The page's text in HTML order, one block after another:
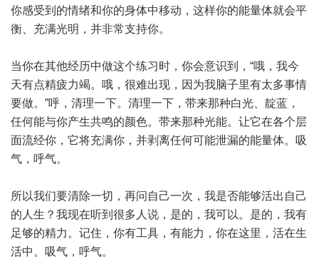
你感受到的情绪和你的身体中移动，这样你的能量体就会平
衡、充满光明，并非常支持你。
当你在其他经历中做这个练习时，你会意识到，“哦，我今
天有点精疲力竭。哦，很难出现，因为我脑子里有太多事情
要做。”呼，清理一下。清理一下，带来那种白光、靛蓝，
任何能与你产生共鸣的颜色。带来那种光能。让它在各个层
面流经你，它将充满你，并剥离任何可能泄漏的能量体。吸
气，呼气。
所以我们要清除一切，再问自己一次，我是否能够活出自己
的人生？我现在听到很多人说，是的，我可以。是的，我有
足够的精力。记住，你有工具，有能力，你在这里，活在生
活中。吸气，呼气。